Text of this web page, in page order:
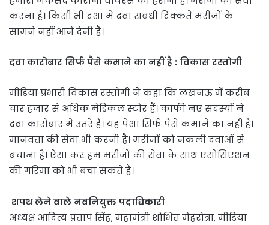
करना है। किसी भी दशा में दवा संबंधी दिक्कतें मरीजों के
सामने नहीं आने देनी है।
दवा कारोबार सिर्फ पैसे कमाने का नहीं है : विकास रस्तोगी
मीडिया प्रभारी विकास रस्तोगी ने कहा कि लखनऊ में करीब
चार हजार से अधिक मेडिकल स्टोर हैं। काफी नए सदस्यों ने
दवा कारोबार में उतरे हैं। यह पेशा सिर्फ पैसे कमाने का नहीं है।
मानवता की सेवा भी करनी है। मरीजों को नकली दवाओं से
बचाना है। ऐसा कर हम मरीजों की सेवा के साथ एसोसिएशन
की गरिमा को भी बचा सकते हैं।
शपथ लेने वाले नवनियुक्त पदाधिकारी
अध्यक्ष आदित्य प्रताप सिंह, महामंत्री शोभित मेहरोत्रा, मीडिया